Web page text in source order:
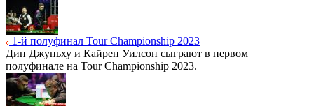
1-й полуфинал Tour Championship 2023
Дин Джуньху и Кайрен Уилсон сыграют в первом
полуфинале на Tour Championship 2023.